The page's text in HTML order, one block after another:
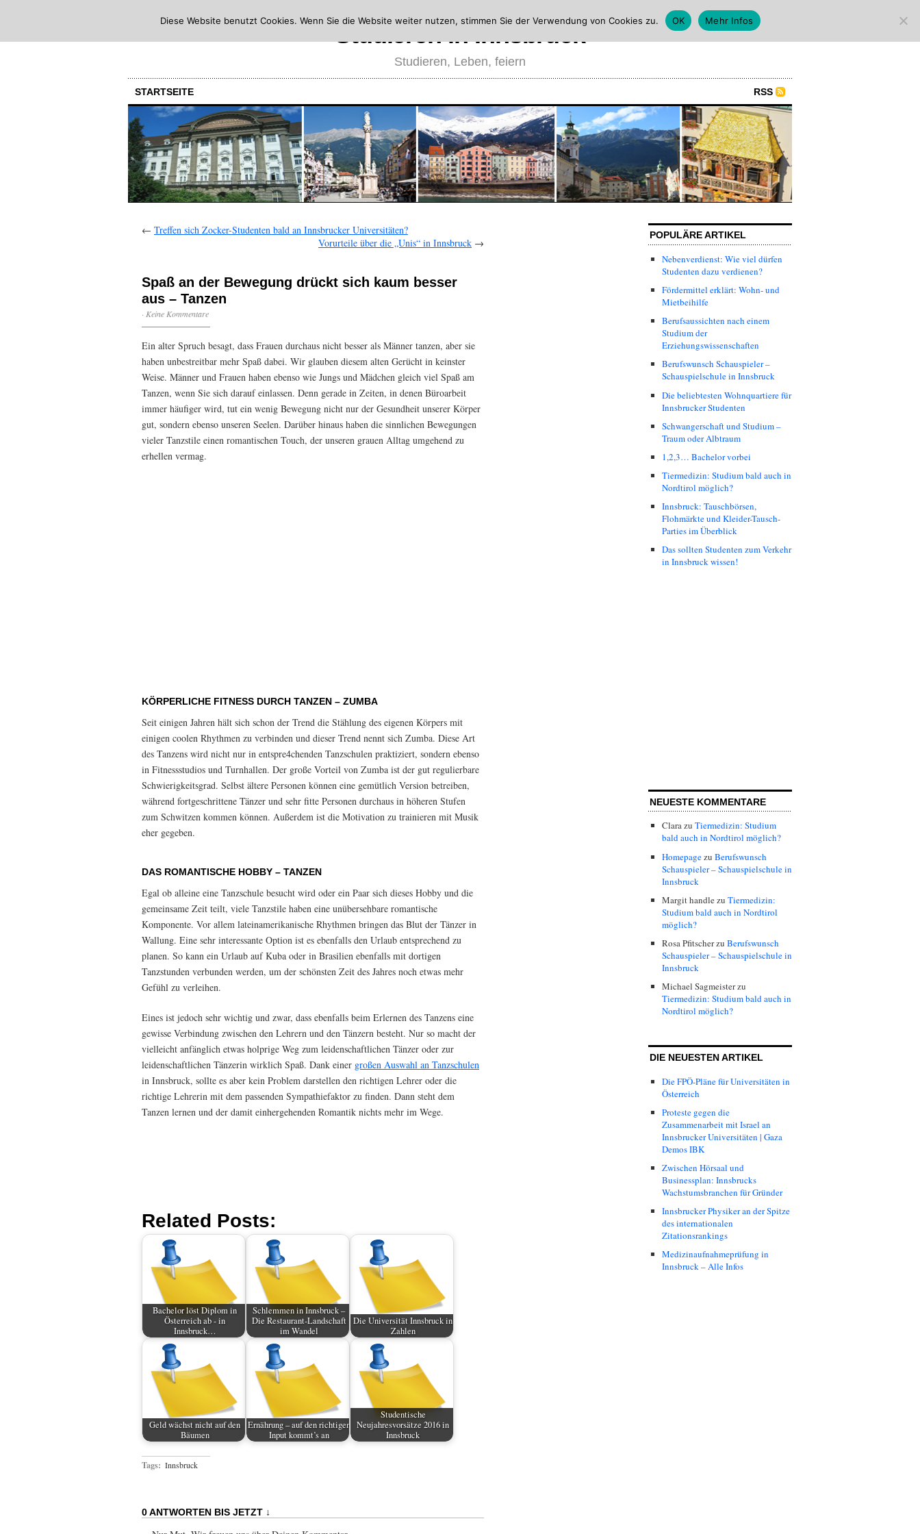
Studieren in Innsbruck
Studieren, Leben, feiern
STARTSEITE RSS
← Treffen sich Zocker-Studenten bald an Innsbrucker Universitäten?
Vorurteile über die „Unis“ in Innsbruck →
Spaß an der Bewegung drückt sich kaum besser
aus – Tanzen
· Keine Kommentare
Ein alter Spruch besagt, dass Frauen durchaus nicht besser als Männer tanzen, aber sie
haben unbestreitbar mehr Spaß dabei. Wir glauben diesem alten Gerücht in keinster
Weise. Männer und Frauen haben ebenso wie Jungs und Mädchen gleich viel Spaß am
Tanzen, wenn Sie sich darauf einlassen. Denn gerade in Zeiten, in denen Büroarbeit
immer häufiger wird, tut ein wenig Bewegung nicht nur der Gesundheit unserer Körper
gut, sondern ebenso unseren Seelen. Darüber hinaus haben die sinnlichen Bewegungen
vieler Tanzstile einen romantischen Touch, der unseren grauen Alltag umgehend zu
erhellen vermag.
KÖRPERLICHE FITNESS DURCH TANZEN – ZUMBA
Seit einigen Jahren hält sich schon der Trend die Stählung des eigenen Körpers mit
einigen coolen Rhythmen zu verbinden und dieser Trend nennt sich Zumba. Diese Art
des Tanzens wird nicht nur in entspre4chenden Tanzschulen praktiziert, sondern ebenso
in Fitnessstudios und Turnhallen. Der große Vorteil von Zumba ist der gut regulierbare
Schwierigkeitsgrad. Selbst ältere Personen können eine gemütlich Version betreiben,
während fortgeschrittene Tänzer und sehr fitte Personen durchaus in höheren Stufen
zum Schwitzen kommen können. Außerdem ist die Motivation zu trainieren mit Musik
eher gegeben.
DAS ROMANTISCHE HOBBY – TANZEN
Egal ob alleine eine Tanzschule besucht wird oder ein Paar sich dieses Hobby und die
gemeinsame Zeit teilt, viele Tanzstile haben eine unübersehbare romantische
Komponente. Vor allem lateinamerikanische Rhythmen bringen das Blut der Tänzer in
Wallung. Eine sehr interessante Option ist es ebenfalls den Urlaub entsprechend zu
planen. So kann ein Urlaub auf Kuba oder in Brasilien ebenfalls mit dortigen
Tanzstunden verbunden werden, um der schönsten Zeit des Jahres noch etwas mehr
Gefühl zu verleihen.
Eines ist jedoch sehr wichtig und zwar, dass ebenfalls beim Erlernen des Tanzens eine
gewisse Verbindung zwischen den Lehrern und den Tänzern besteht. Nur so macht der
vielleicht anfänglich etwas holprige Weg zum leidenschaftlichen Tänzer oder zur
leidenschaftlichen Tänzerin wirklich Spaß. Dank einer großen Auswahl an Tanzschulen
in Innsbruck, sollte es aber kein Problem darstellen den richtigen Lehrer oder die
richtige Lehrerin mit dem passenden Sympathiefaktor zu finden. Dann steht dem
Tanzen lernen und der damit einhergehenden Romantik nichts mehr im Wege.
Related Posts:
Bachelor löst Diplom in
Österreich ab - in
Innsbruck…
Schlemmen in Innsbruck –
Die Restaurant-Landschaft
im Wandel
Die Universität Innsbruck in
Zahlen
Geld wächst nicht auf den
Bäumen
Ernährung – auf den richtigen
Input kommt’s an
Studentische
Neujahresvorsätze 2016 in
Innsbruck
Tags: Innsbruck
0 ANTWORTEN BIS JETZT ↓
POPULÄRE ARTIKEL
Nebenverdienst: Wie viel dürfen
Studenten dazu verdienen?
Fördermittel erklärt: Wohn- und
Mietbeihilfe
Berufsaussichten nach einem
Studium der
Erziehungswissenschaften
Berufswunsch Schauspieler –
Schauspielschule in Innsbruck
Die beliebtesten Wohnquartiere für
Innsbrucker Studenten
Schwangerschaft und Studium –
Traum oder Albtraum
1,2,3… Bachelor vorbei
Tiermedizin: Studium bald auch in
Nordtirol möglich?
Innsbruck: Tauschbörsen,
Flohmärkte und Kleider-Tausch-
Parties im Überblick
Das sollten Studenten zum Verkehr
in Innsbruck wissen!
NEUESTE KOMMENTARE
Clarazu Tiermedizin: Studium
bald auch in Nordtirol möglich?
Homepagezu Berufswunsch
Schauspieler – Schauspielschule in
Innsbruck
Margit handlezu Tiermedizin:
Studium bald auch in Nordtirol
möglich?
Rosa Pfitscherzu Berufswunsch
Schauspieler – Schauspielschule in
Innsbruck
Michael Sagmeisterzu
Tiermedizin: Studium bald auch in
Nordtirol möglich?
DIE NEUESTEN ARTIKEL
Die FPÖ-Pläne für Universitäten in
Österreich
Proteste gegen die
Zusammenarbeit mit Israel an
Innsbrucker Universitäten | Gaza
Demos IBK
Zwischen Hörsaal und
Businessplan: Innsbrucks
Wachstumsbranchen für Gründer
Innsbrucker Physiker an der Spitze
des internationalen
Zitationsrankings
Medizinaufnahmeprüfung in
Innsbruck – Alle Infos
Diese Website benutzt Cookies. Wenn Sie die Website weiter nutzen, stimmen Sie der Verwendung von Cookies zu. OK Mehr Infos